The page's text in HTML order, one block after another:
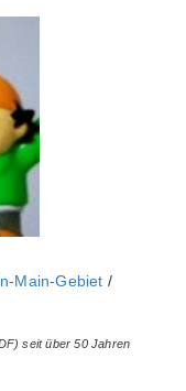
Main-Gebiet /
seit über 50 Jahren